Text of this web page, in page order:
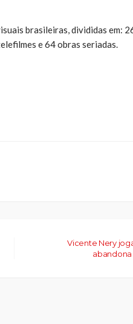
brasileiras, divididas em:
e 64 obras seriadas.
Vicente Nery